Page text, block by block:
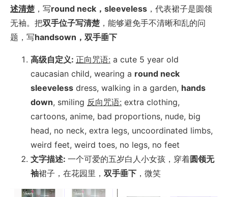
述清楚 ，写round neck，sleeveless ，代表裙子是圆领
无袖。把双手位子写清楚 ，能够避免手不清晰和乱的问
题，写handsown，双手垂下
高级自定义: 正向咒语: a cute 5 year old
caucasian child, wearing a round neck
sleeveless dress, walking in a garden, hands
down, smiling 反向咒语: extra clothing,
cartoons, anime, bad proportions, nude, big
head, no neck, extra legs, uncoordinated limbs,
weird feet, weird toes, no legs, no feet
文字描述: 一个可爱的五岁白人小女孩，穿着圆领无
袖裙子，在花园里， 双手垂下 ，微笑